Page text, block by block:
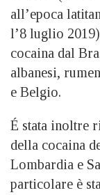
all’epoca
l’8 luglio
cocaina dal
albanesi,
e Belgio.
É stata inoltre
della cocaina
Lombardia e
particolare è